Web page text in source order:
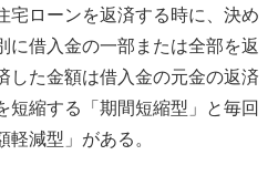
宅ローンを返済する時に、決め
に借入金の一部または全部を返
した金額は借入金の元金の返済
短縮する「期間短縮型」と毎回
減型」がある。